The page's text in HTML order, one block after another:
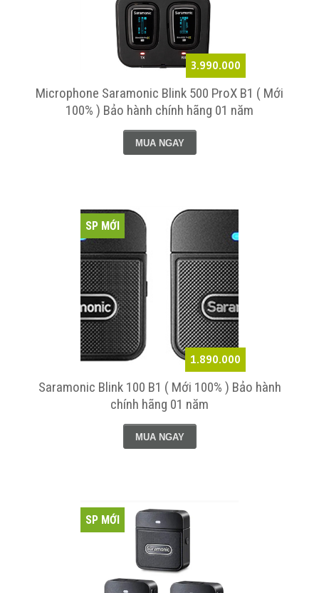
3.990.000
Microphone Saramonic Blink 500 ProX B1 ( Mới
100% ) Bảo hành chính hãng 01 năm
MUA NGAY
1.890.000
SP MỚI
Saramonic Blink 100 B1 ( Mới 100% ) Bảo hành
chính hãng 01 năm
MUA NGAY
SP MỚI